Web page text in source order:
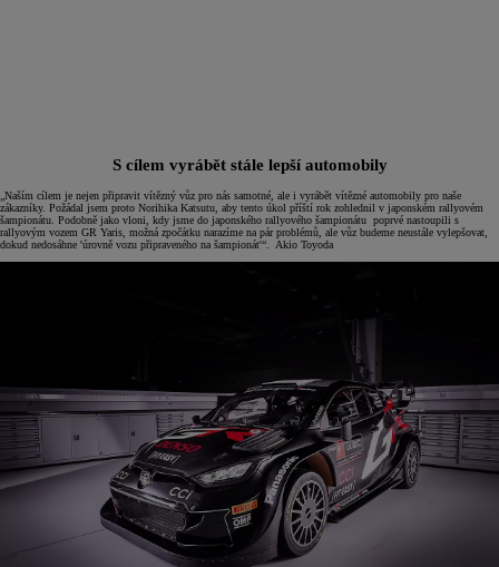
S cílem vyrábět stále lepší automobily
„Naším cílem je nejen připravit vítězný vůz pro nás samotné, ale i vyrábět vítězné automobily pro naše
zákazníky. Požádal jsem proto Norihika Katsutu, aby tento úkol příští rok zohlednil v japonském rallyovém
šampionátu. Podobně jako vloni, kdy jsme do japonského rallyového šampionátu poprvé nastoupili s
rallyovým vozem GR Yaris, možná zpočátku narazíme na pár problémů, ale vůz budeme neustále vylepšovat,
dokud nedosáhne 'úrovně vozu připraveného na šampionát'“. Akio Toyoda